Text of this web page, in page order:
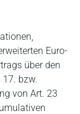
Euro-
über den
bzw.
von Art. 23